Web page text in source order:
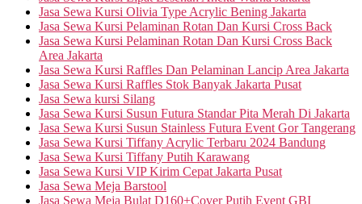
Jasa Sewa Kursi Olivia Type Acrylic Bening Jakarta
Jasa Sewa Kursi Pelaminan Rotan Dan Kursi Cross Back
Jasa Sewa Kursi Pelaminan Rotan Dan Kursi Cross Back
Area Jakarta
Jasa Sewa Kursi Raffles Dan Pelaminan Lancip Area Jakarta
Jasa Sewa Kursi Raffles Stok Banyak Jakarta Pusat
Jasa Sewa kursi Silang
Jasa Sewa Kursi Susun Futura Standar Pita Merah Di Jakarta
Jasa Sewa Kursi Susun Stainless Futura Event Gor Tangerang
Jasa Sewa Kursi Tiffany Acrylic Terbaru 2024 Bandung
Jasa Sewa Kursi Tiffany Putih Karawang
Jasa Sewa Kursi VIP Kirim Cepat Jakarta Pusat
Jasa Sewa Meja Barstool
Jasa Sewa Meja Bulat D160+Cover Putih Event GBI